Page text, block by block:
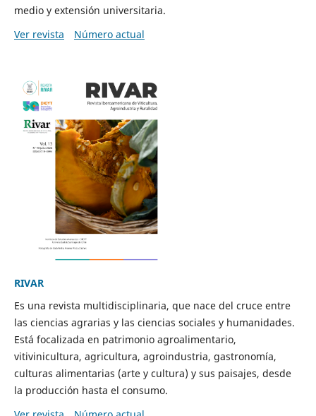
medio y extensión universitaria.
Ver revista
Número actual
RIVAR
Es una revista multidisciplinaria, que nace del cruce entre
las ciencias agrarias y las ciencias sociales y humanidades.
Está focalizada en patrimonio agroalimentario,
vitivinicultura, agricultura, agroindustria, gastronomía,
culturas alimentarias (arte y cultura) y sus paisajes, desde
la producción hasta el consumo.